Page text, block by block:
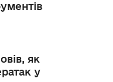
як
у